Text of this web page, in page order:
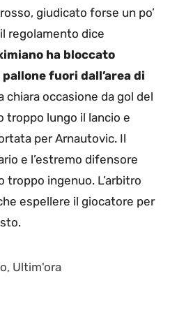
giudicato forse un po’
regolamento dice
ha bloccato
fuori dall’area di
chiara occasione da gol del
troppo lungo il lancio e
per Arnautovic. Il
e l’estremo difensore
ingenuo. L’arbitro
espellere il giocatore per
, Ultim'ora